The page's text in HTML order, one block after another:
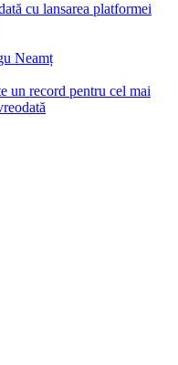
cu lansarea platformei
Neamț
un record pentru cel mai